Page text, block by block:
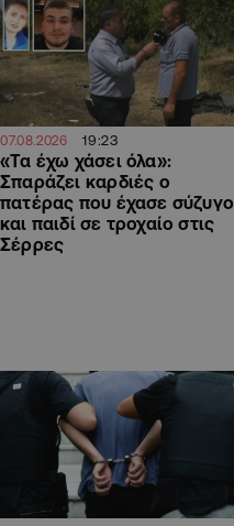
07.08.2026 19:23
«Τα έχω χάσει όλα»:
Σπαράζει καρδιές ο
πατέρας που έχασε σύζυγο
και παιδί σε τροχαίο στις
Σέρρες